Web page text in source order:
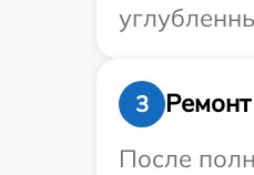
3
После